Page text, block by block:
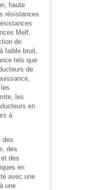
haute
résistances
Melf,
de
faible bruit,
tels que
de
les
en
à
des
des
des
en
avec une
une